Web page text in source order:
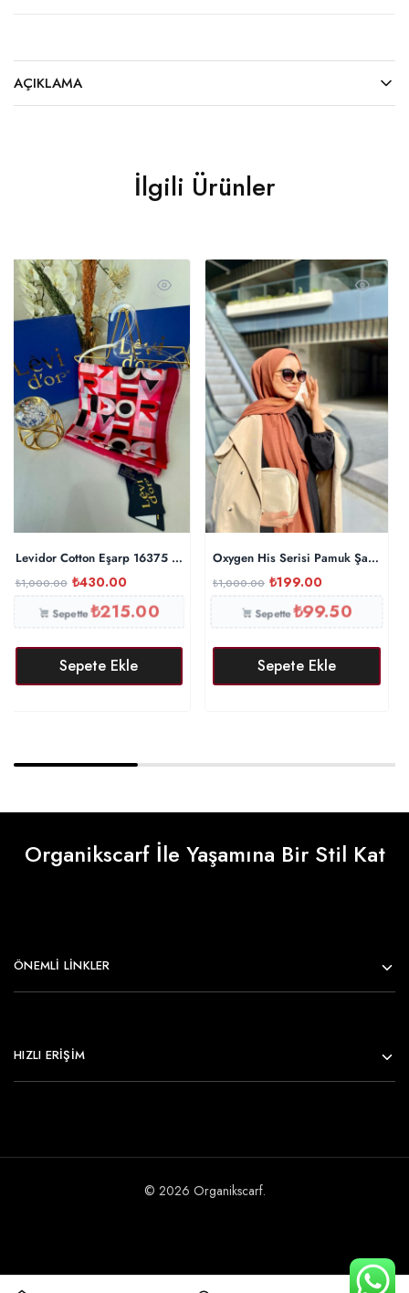
AÇIKLAMA
İlgili Ürünler
Levidor Cotton Eşarp 16375 – Fuşya
₺1,000.00 ₺430.00
Sepette₺215.00
Sepete Ekle
Oxygen His Serisi Pamuk Şal –
₺1,000.00 ₺199.00
Sepette₺99.50
Sepete Ekle
Organikscarf İle Yaşamına Bir Stil Kat
ÖNEMLI LINKLER
HIZLI ERİŞİM
© 2026 Organikscarf.